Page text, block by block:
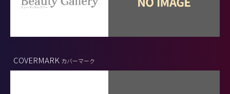
COVERMARK カバーマーク